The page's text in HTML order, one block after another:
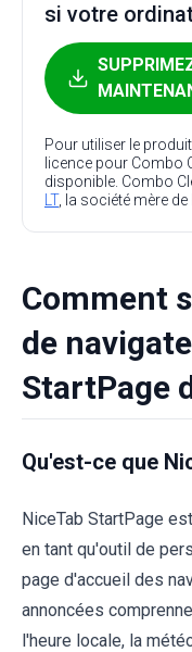
si votre
Pour utiliser le
licence pour Combo
disponible. Combo
LT, la société mère de
Comment
de
StartPage
Qu'est-ce que
NiceTab StartPage
en tant qu'outil de
page d'accueil des
annoncées
l'heure locale, la